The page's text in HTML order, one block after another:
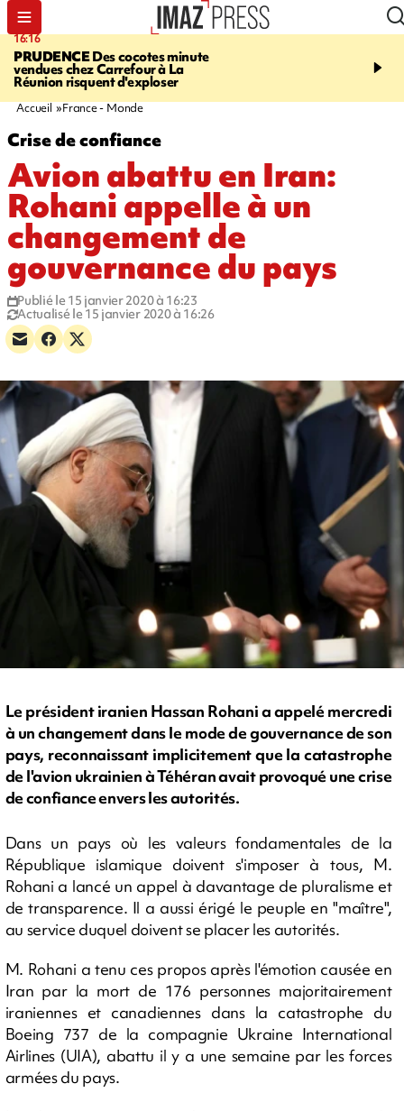
16:16
PRUDENCEDes cocotes minute
vendues chez Carrefour à La
Réunion risquent d'exploser
20:06
l'Asie, mort d'une
Accueil France - Monde
Crise de confiance
Avion abattu en Iran:
Rohani appelle à un
changement de
gouvernance du pays
Publié le 15 janvier 2020 à 16:23
Actualisé le 15 janvier 2020 à 16:26
Le président iranien Hassan Rohani a appelé mercredi
à un changement dans le mode de gouvernance de son
pays, reconnaissant implicitement que la catastrophe
de l'avion ukrainien à Téhéran avait provoqué une crise
de confiance envers les autorités.
Dans un pays où les valeurs fondamentales de la
République islamique doivent s'imposer à tous, M.
Rohani a lancé un appel à davantage de pluralisme et
de transparence. Il a aussi érigé le peuple en "maître",
au service duquel doivent se placer les autorités.
M. Rohani a tenu ces propos après l'émotion causée en
Iran par la mort de 176 personnes majoritairement
iraniennes et canadiennes dans la catastrophe du
Boeing 737 de la compagnie Ukraine International
Airlines (UIA), abattu il y a une semaine par les forces
armées du pays.